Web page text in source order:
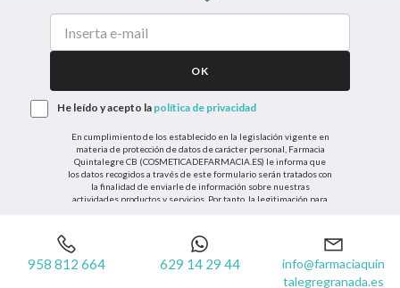
OK
He leído y acepto la política de privacidad
En cumplimiento de los establecido en la legislación vigente en
materia de protección de datos de carácter personal, Farmacia
Quintalegre CB (COSMETICADEFARMACIA.ES) le informa que
los datos recogidos a través de este formulario serán tratados con
la finalidad de enviarle de información sobre nuestras
actividades productos y servicios. Por tanto, la legitimación para
recogidos no serán comunicados a terceros salvo obligación legal.
Podrá ejercer los derechos de acceso, rectificación, cancelación u
958 812 664 629 14 29 44
info@farmaciaquin
talegregranada.es